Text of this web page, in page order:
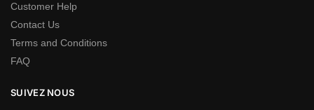
Customer Help
Contact Us
Terms and Conditions
FAQ
SUIVEZ NOUS